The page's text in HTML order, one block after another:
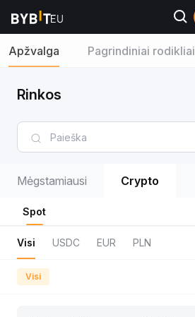
Apžvalga Pagrindiniai rodikliai
Rinkos
Mėgstamiausi Crypto
Spot
Visi USDC EUR PLN
Visi